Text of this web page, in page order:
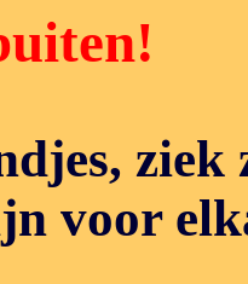
ziek
voor